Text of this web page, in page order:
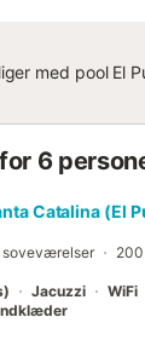
med pool El
6
Catalina (El
soveværelser 200
Jacuzzi WiFi